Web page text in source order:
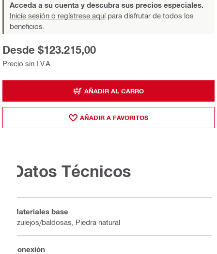
Acceda a su cuenta y descubra sus precios especiales.
Inicie sesión o regístrese aquípara disfrutar de todos los
beneficios.
Precio sin I.V.A.
Desde $123.215,00
AÑADIR AL CARRO
AÑADIR A FAVORITOS
Datos Técnicos
Materiales base
Azulejos/baldosas, Piedra natural
Conexión